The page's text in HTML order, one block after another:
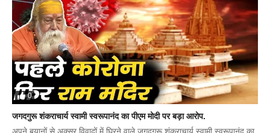
0
जगदगुरू शंकराचार्य स्वामी स्वरूपानंद का पीएम मोदी पर बड़ा आरोप.